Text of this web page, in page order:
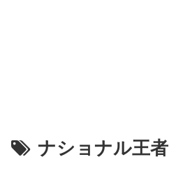
ナショナル王者